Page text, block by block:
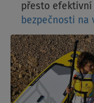
přesto efektivní
bezpečnosti na